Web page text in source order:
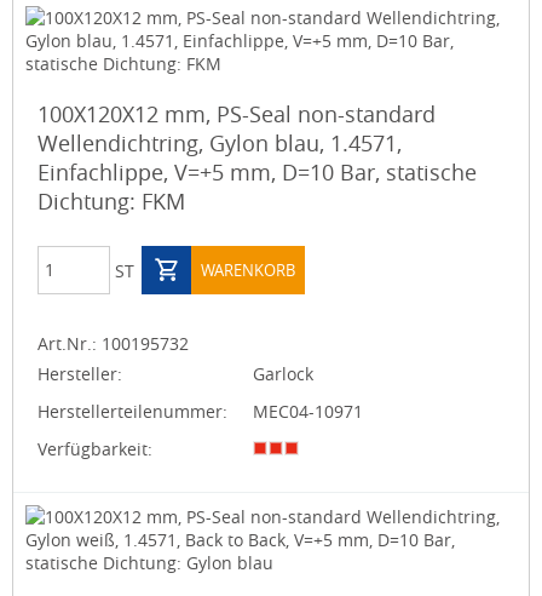
100X120X12 mm, PS-Seal non-standard
Wellendichtring, Gylon blau, 1.4571,
Einfachlippe, V=+5 mm, D=10 Bar, statische
Dichtung: FKM
ST WARENKORB
Art.Nr.: 100195732
Hersteller:
Garlock
Herstellerteilenummer:
MEC04-10971
Verfügbarkeit: